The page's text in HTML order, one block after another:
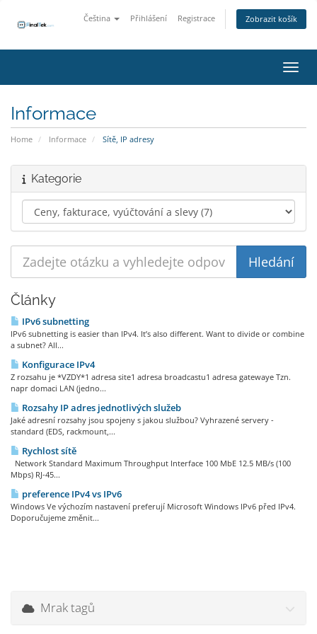
Čeština Přihlášení Registrace Zobrazit košík
Informace
Home Informace Sítě, IP adresy
Kategorie
Články
IPv6 subnetting
IPv6 subnetting is easier than IPv4. It’s also different. Want to divide or combine
a subnet? All...
Konfigurace IPv4
Z rozsahu je *VZDY*1 adresa site1 adresa broadcastu1 adresa gatewaye Tzn.
napr domaci LAN (jedno...
Rozsahy IP adres jednotlivých služeb
Jaké adresní rozsahy jsou spojeny s jakou službou? Vyhrazené servery -
standard (EDS, rackmount,...
Rychlost sítě
Network Standard Maximum Throughput Interface 100 MbE 12.5 MB/s (100
Mbps) RJ-45...
preference IPv4 vs IPv6
Windows Ve výchozím nastavení preferují Microsoft Windows IPv6 před IPv4.
Doporučujeme změnit...
Mrak tagů